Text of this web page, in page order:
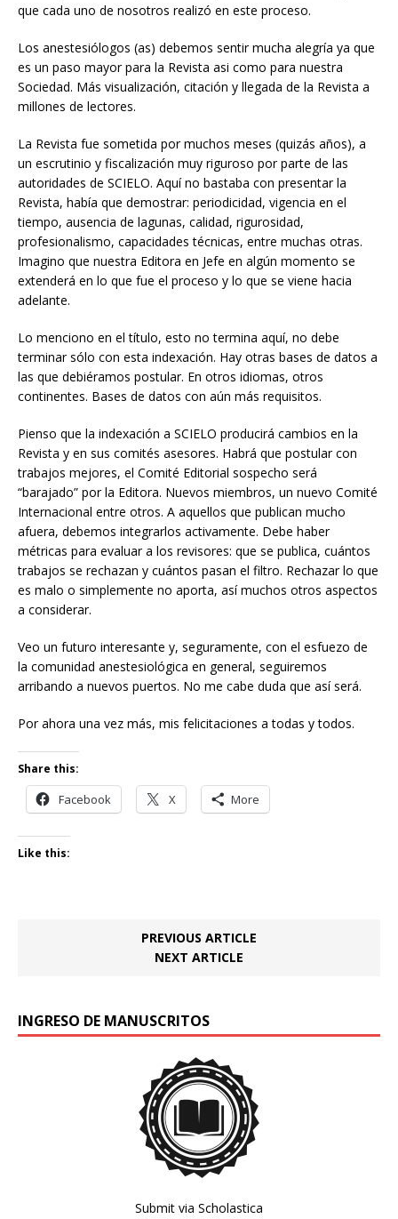
que cada uno de nosotros realizó en este proceso.
Los anestesiólogos (as) debemos sentir mucha alegría ya que
es un paso mayor para la Revista asi como para nuestra
Sociedad. Más visualización, citación y llegada de la Revista a
millones de lectores.
La Revista fue sometida por muchos meses (quizás años), a
un escrutinio y fiscalización muy riguroso por parte de las
autoridades de SCIELO. Aquí no bastaba con presentar la
Revista, había que demostrar: periodicidad, vigencia en el
tiempo, ausencia de lagunas, calidad, rigurosidad,
profesionalismo, capacidades técnicas, entre muchas otras.
Imagino que nuestra Editora en Jefe en algún momento se
extenderá en lo que fue el proceso y lo que se viene hacia
adelante.
Lo menciono en el título, esto no termina aquí, no debe
terminar sólo con esta indexación. Hay otras bases de datos a
las que debiéramos postular. En otros idiomas, otros
continentes. Bases de datos con aún más requisitos.
Pienso que la indexación a SCIELO producirá cambios en la
Revista y en sus comités asesores. Habrá que postular con
trabajos mejores, el Comité Editorial sospecho será
“barajado” por la Editora. Nuevos miembros, un nuevo Comité
Internacional entre otros. A aquellos que publican mucho
afuera, debemos integrarlos activamente. Debe haber
métricas para evaluar a los revisores: que se publica, cuántos
trabajos se rechazan y cuántos pasan el filtro. Rechazar lo que
es malo o simplemente no aporta, así muchos otros aspectos
a considerar.
Veo un futuro interesante y, seguramente, con el esfuezo de
la comunidad anestesiológica en general, seguiremos
arribando a nuevos puertos. No me cabe duda que así será.
Por ahora una vez más, mis felicitaciones a todas y todos.
Share this:
Facebook X More
Like this:
PREVIOUS ARTICLE
NEXT ARTICLE
INGRESO DE MANUSCRITOS
Submit via Scholastica